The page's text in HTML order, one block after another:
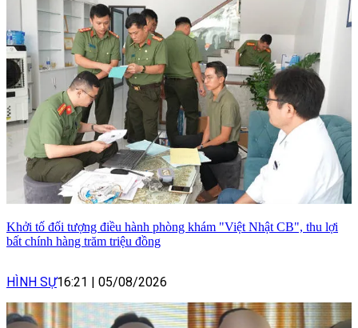
Khởi tố đối tượng điều hành phòng khám "Việt Nhật CB", thu lợi
bất chính hàng trăm triệu đồng
HÌNH SỰ16:21 05/08/2026